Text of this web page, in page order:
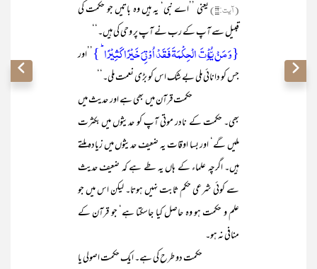
(آیت:۳۹)
یعنی ’’اے نبی‘ یہ ہیں وہ باتیں جو حکمت کی
قبیل سے آپ کے رب نے آپ پر وحی کی ہیں۔‘‘
{وَ مَنۡ یُّؤۡتَ الۡحِکۡمَۃَ فَقَدۡ اُوۡتِیَ خَیۡرًا کَثِیۡرًا ؕ } ’’اور
جس کو دانائی ملی بے شک اس کو بڑی نعمت ملی۔‘‘
حکمت قرآن میں بھی ہے اور حدیث میں
بھی۔ حکمت کے نادر موتی آپ کو حدیثوں میں بکثرت
ملیں گے‘ اور بسا اوقات یہ ضعیف حدیثوں میں زیادہ ملتے
ہیں۔ اگرچہ علماء کے ہاں یہ طے ہے کہ ضعیف حدیث
سے کوئی شرعی حکم ثابت نہیں ہوتا۔ لیکن اس میں جو
علم و حکمت ہو وہ حاصل کیا جاسکتا ہے‘ جو قرآن کے
منافی نہ ہو۔
حکمت دو طرح کی ہے۔ ایک حکمت اصولی یا